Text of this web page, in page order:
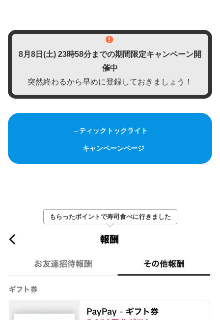
8月8日(土) 23時58分までの期間限定キャンペーン開
催中
突然終わるから早めに登録しておきましょう！
→ティックトックライト
キャンペーンページ
もらったポイントで寿司食べに行きました